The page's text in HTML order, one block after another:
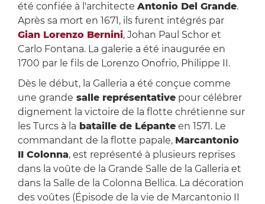
été confiée à l'architecte Antonio Del Grande.
Après sa mort en 1671, ils furent intégrés par
Gian Lorenzo Bernini, Johan Paul Schor et
Carlo Fontana. La galerie a été inaugurée en
1700 par le fils de Lorenzo Onofrio, Philippe II.
Dès le début, la Galleria a été conçue comme
une grande salle représentativepour célébrer
dignement la victoire de la flotte chrétienne sur
les Turcs à la bataille de Lépanteen 1571. Le
commandant de la flotte papale, Marcantonio
II Colonna, est représenté à plusieurs reprises
dans la voûte de la Grande Salle de la Galleria et
dans la Salle de la Colonna Bellica. La décoration
des voûtes (Épisode de la vie de Marcantonio II